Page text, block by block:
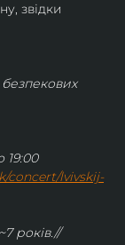
звідки
19:00
concert/lvivskij-
років.//